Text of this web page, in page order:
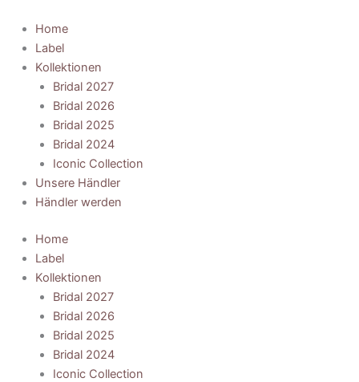
Inhalt
springen
Home
Label
Kollektionen
Bridal 2027
Bridal 2026
Bridal 2025
Bridal 2024
Iconic Collection
Unsere Händler
Händler werden
Home
Label
Kollektionen
Bridal 2027
Bridal 2026
Bridal 2025
Bridal 2024
Iconic Collection